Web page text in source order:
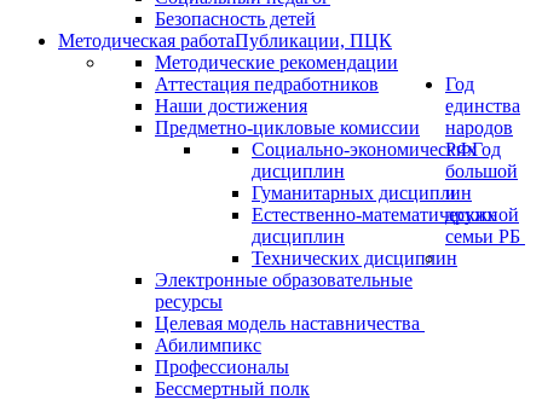
Безопасность детей
Методическая работаПубликации, ПЦК
Методические рекомендации
Аттестация педработников
Наши достижения
Предметно-цикловые комиссии
Социально-экономических
дисциплин
Гуманитарных дисциплин
Естественно-математических
дисциплин
Технических дисциплин
Электронные образовательные
ресурсы
Целевая модель наставничества
Абилимпикс
Профессионалы
Год
единства
народов
РФГод
большой
и
дружной
семьи РБ
Бессмертный полк